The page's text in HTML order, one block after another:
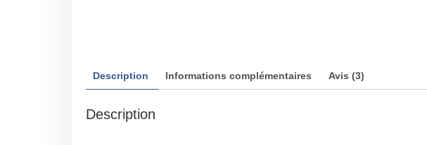
Description Informations complémentaires Avis (3)
Description